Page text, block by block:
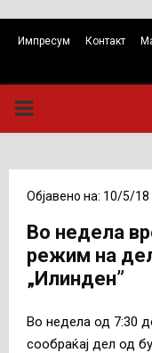
Импресум Контакт
PRIMARY
Објавено на: 10/5/18
Во недела
режим на
„Илинден”
Во недела од 7:30
сообраќај дел од